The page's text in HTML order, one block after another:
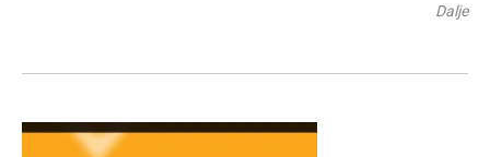
Dalje